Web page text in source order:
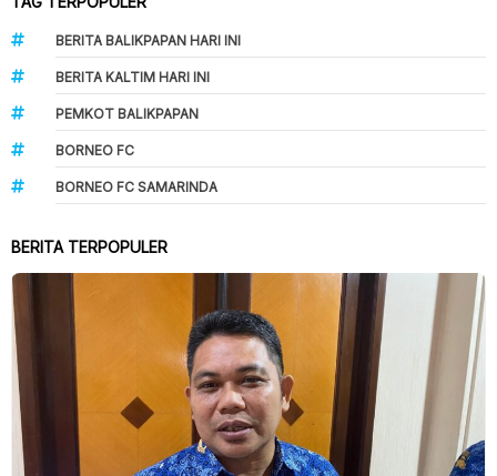
BERITA BALIKPAPAN HARI INI
BERITA KALTIM HARI INI
PEMKOT BALIKPAPAN
BORNEO FC
BORNEO FC SAMARINDA
BERITA TERPOPULER